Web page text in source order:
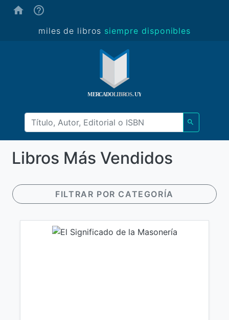
miles de libros siempre disponibles
Libros Más Vendidos
FILTRAR POR CATEGORÍA